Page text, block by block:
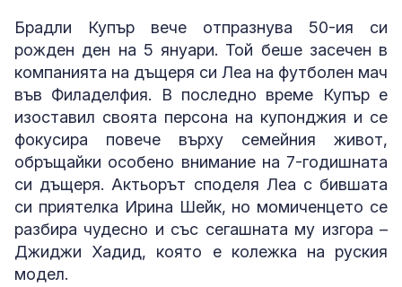
Брадли Купър вече отпразнува 50-ия си
рожден ден на 5 януари. Той беше засечен в
компанията на дъщеря си Леа на футболен мач
във Филаделфия. В последно време Купър е
изоставил своята персона на купонджия и се
фокусира повече върху семейния живот,
обръщайки особено внимание на 7-годишната
си дъщеря. Актьорът споделя Леа с бившата
си приятелка Ирина Шейк, но момиченцето се
разбира чудесно и със сегашната му изгора –
Джиджи Хадид, която е колежка на руския
модел.